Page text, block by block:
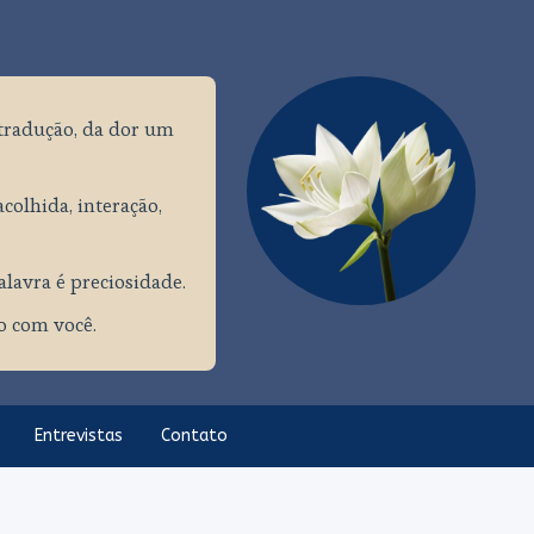
da dor um
interação,
é preciosidade.
com você.
Entrevistas Contato